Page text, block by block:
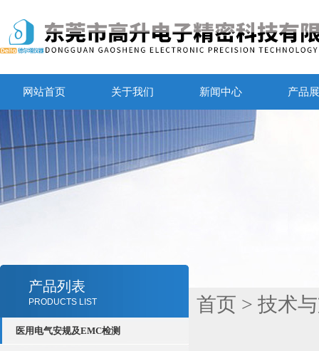
网站首页 关于我们 新闻中心 产品
产品列表
PRODUCTS LIST
医用电气安规及EMC检测
首页 > 技术